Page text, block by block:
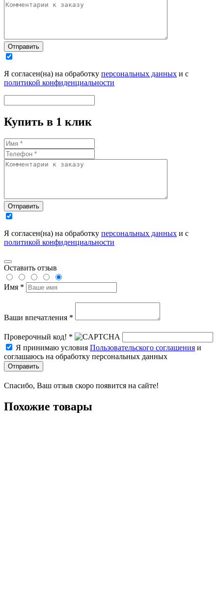
Отправить
Я согласен(на) на обработку персональных данных и с
политикой конфиденциальности
Купить в 1 клик
Отправить
Я согласен(на) на обработку персональных данных и с
политикой конфиденциальности
Оставить отзыв
Имя *
Ваши впечатления *
Проверочный код! *
Я принимаю условия Пользовательского соглашения и
соглашаюсь на обработку персональных данных
Отправить
Спасибо, Ваш отзыв скоро появится на сайте!
Похожие товары